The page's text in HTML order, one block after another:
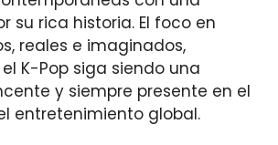
su rica historia. El foco en
reales e imaginados,
K-Pop siga siendo una
y siempre presente en el
entretenimiento global.